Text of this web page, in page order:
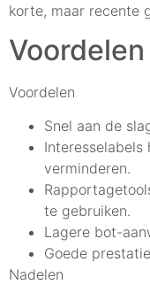
korte, maar recente
Voordelen
Snel aan de
verminderen.
te gebruiken.
Lagere bot-
Goede
Nadelen